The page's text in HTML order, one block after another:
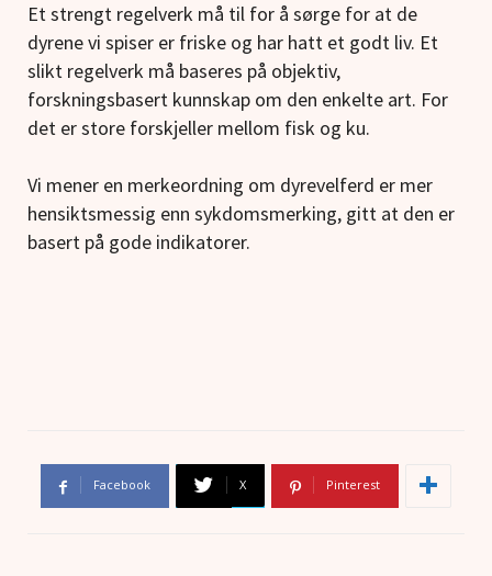
Et strengt regelverk må til for å sørge for at de
dyrene vi spiser er friske og har hatt et godt liv. Et
slikt regelverk må baseres på objektiv,
forskningsbasert kunnskap om den enkelte art. For
det er store forskjeller mellom fisk og ku.
Vi mener en merkeordning om dyrevelferd er mer
hensiktsmessig enn sykdomsmerking, gitt at den er
basert på gode indikatorer.
Facebook X Pinterest